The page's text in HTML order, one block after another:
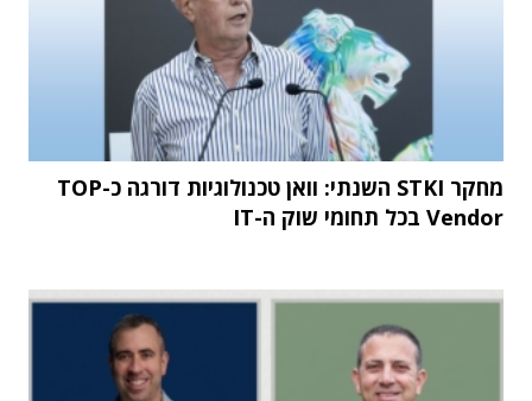
מחקר STKI השנתי: וואן טכנולוגיות דורגה כ-TOP
Vendor בכל תחומי שוק ה-IT